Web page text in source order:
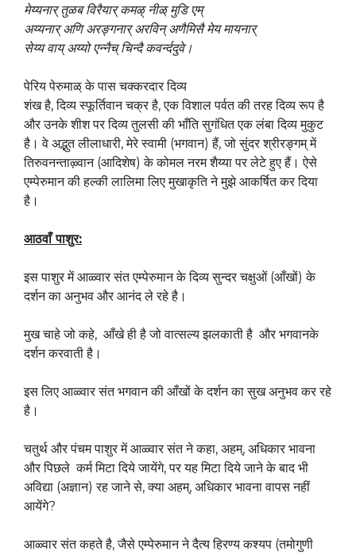
मेय्यनार् तुळब विरैयार् कमऴ् नीळ् मुडि एम्
अय्यनार् अणि अरङ्गनार् अरविन् अणैमिसै मेय मायनार्
सेय्य वाय् अय्यो एन्नैच् चिन्दै कवर्न्ददुवे।
पेरिय पेरुमाळ् के पास चक्करदार दिव्य
शंख है, दिव्य स्फूर्तिवान चक्र है, एक विशाल पर्वत की तरह दिव्य रूप है
और उनके शीश पर दिव्य तुलसी की भाँति सुगंधित एक लंबा दिव्य मुकुट
है। वे अद्भुत लीलाधारी, मेरे स्वामी (भगवान) हैं, जो सुंदर श्रीरङ्गम् में
तिरुवनन्ताऴ्वान (आदिशेष) के कोमल नरम शैय्या पर लेटे हुए हैं। ऐसे
एम्पेरुमान की हल्की लालिमा लिए मुखाकृति ने मुझे आकर्षित कर दिया
है।
आठवाँ पाशुर:
इस पाशुर में आळ्वार संत एम्पेरुमान के दिव्य सुन्दर चक्षुओं (आँखों) के
दर्शन का अनुभव और आनंद ले रहे है।
मुख चाहे जो कहे, आँखे ही है जो वात्सल्य झलकाती है और भगवानके
दर्शन करवाती है।
इस लिए आळ्वार संत भगवान की आँखों के दर्शन का सुख अनुभव कर रहे
है।
चतुर्थ और पंचम पाशुर में आळ्वार संत ने कहा, अहम्, अधिकार भावना
और पिछले कर्म मिटा दिये जायेंगे, पर यह मिटा दिये जाने के बाद भी
अविद्या (अज्ञान) रह जाने से, क्या अहम्, अधिकार भावना वापस नहीं
आयेंगे?
आळ्वार संत कहते है, जैसे एम्पेरुमान ने दैत्य हिरण्य कश्यप (तमोगुणी